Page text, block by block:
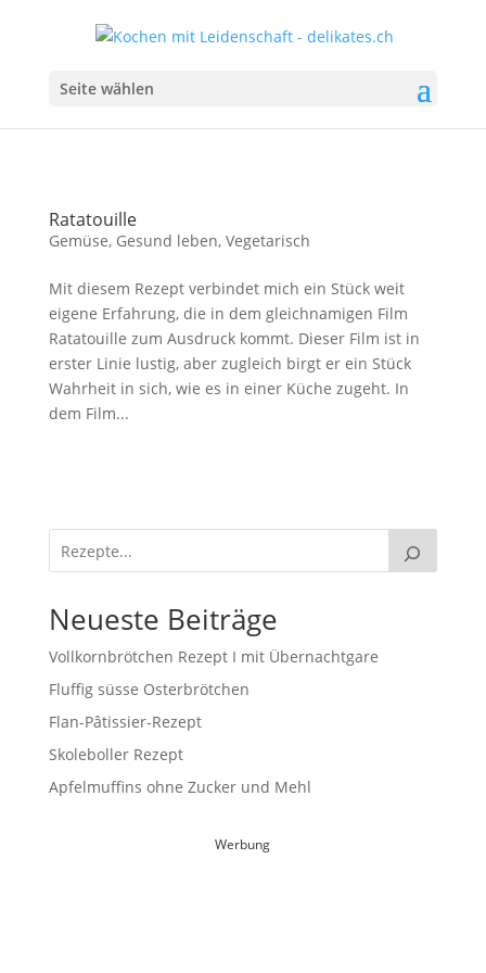
Seite wählen
Ratatouille
Gemüse, Gesund leben, Vegetarisch
Mit diesem Rezept verbindet mich ein Stück weit
eigene Erfahrung, die in dem gleichnamigen Film
Ratatouille zum Ausdruck kommt. Dieser Film ist in
erster Linie lustig, aber zugleich birgt er ein Stück
Wahrheit in sich, wie es in einer Küche zugeht. In
dem Film...
Neueste Beiträge
Vollkornbrötchen Rezept I mit Übernachtgare
Fluffig süsse Osterbrötchen
Flan-Pâtissier-Rezept
Skoleboller Rezept
Apfelmuffins ohne Zucker und Mehl
Werbung